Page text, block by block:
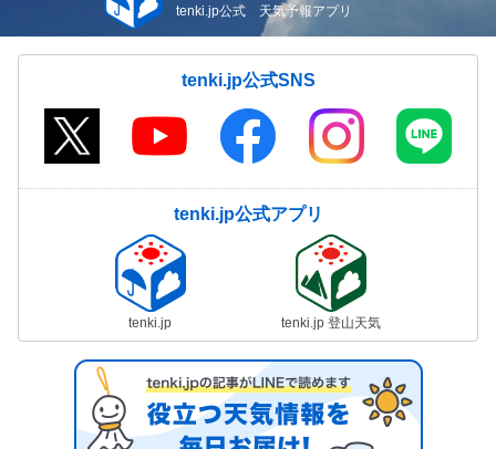
tenki.jp公式 天気予報アプリ
tenki.jp公式SNS
tenki.jp公式アプリ
tenki.jp tenki.jp 登山天気